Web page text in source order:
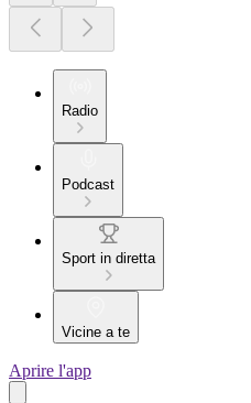
Radio
Podcast
Sport in diretta
Vicine a te
Aprire l'app